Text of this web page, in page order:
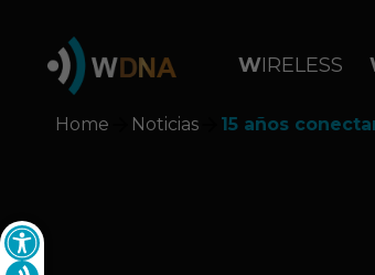
WIRELESS
Home Noticias 15 años